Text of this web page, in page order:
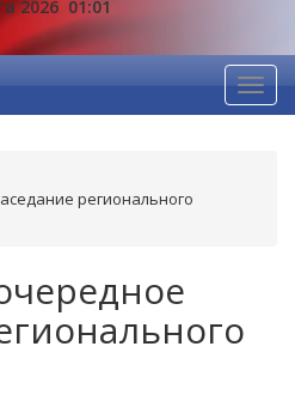
2026 01:01
регионального